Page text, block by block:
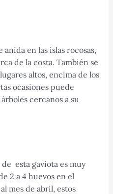
en las islas rocosas,
de la costa. También se
altos, encima de los
ocasiones puede
cercanos a su
esta gaviota es muy
2 a 4 huevos en el
mes de abril, estos